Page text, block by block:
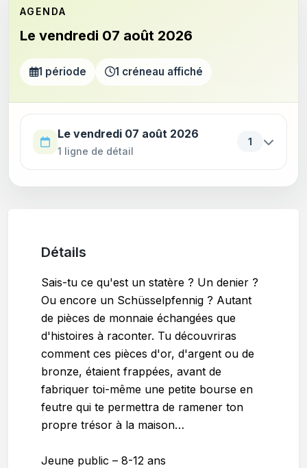
AGENDA
Le vendredi 07 août 2026
1 période 1 créneau affiché
Le vendredi 07 août 2026
1 ligne de détail
1
Détails
Sais-tu ce qu'est un statère ? Un denier ?
Ou encore un Schüsselpfennig ? Autant
de pièces de monnaie échangées que
d'histoires à raconter. Tu découvriras
comment ces pièces d'or, d'argent ou de
bronze, étaient frappées, avant de
fabriquer toi-même une petite bourse en
feutre qui te permettra de ramener ton
propre trésor à la maison…
Jeune public – 8-12 ans